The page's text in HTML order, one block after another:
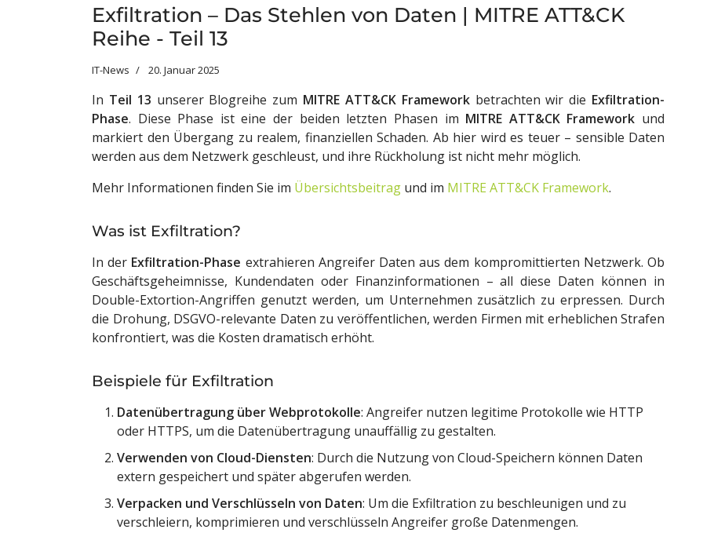
Exfiltration – Das Stehlen von Daten | MITRE ATT&CK
Reihe - Teil 13
IT-News 20. Januar 2025
In Teil 13 unserer Blogreihe zum MITRE ATT&CK Framework betrachten wir die Exfiltration-
Phase. Diese Phase ist eine der beiden letzten Phasen im MITRE ATT&CK Framework und
markiert den Übergang zu realem, finanziellen Schaden. Ab hier wird es teuer – sensible Daten
werden aus dem Netzwerk geschleust, und ihre Rückholung ist nicht mehr möglich.
Mehr Informationen finden Sie im Übersichtsbeitrag und im MITRE ATT&CK Framework.
Was ist Exfiltration?
In der Exfiltration-Phase extrahieren Angreifer Daten aus dem kompromittierten Netzwerk. Ob
Geschäftsgeheimnisse, Kundendaten oder Finanzinformationen – all diese Daten können in
Double-Extortion-Angriffen genutzt werden, um Unternehmen zusätzlich zu erpressen. Durch
die Drohung, DSGVO-relevante Daten zu veröffentlichen, werden Firmen mit erheblichen Strafen
konfrontiert, was die Kosten dramatisch erhöht.
Beispiele für Exfiltration
Datenübertragung über Webprotokolle: Angreifer nutzen legitime Protokolle wie HTTP
oder HTTPS, um die Datenübertragung unauffällig zu gestalten.
Verwenden von Cloud-Diensten: Durch die Nutzung von Cloud-Speichern können Daten
extern gespeichert und später abgerufen werden.
Verpacken und Verschlüsseln von Daten: Um die Exfiltration zu beschleunigen und zu
verschleiern, komprimieren und verschlüsseln Angreifer große Datenmengen.